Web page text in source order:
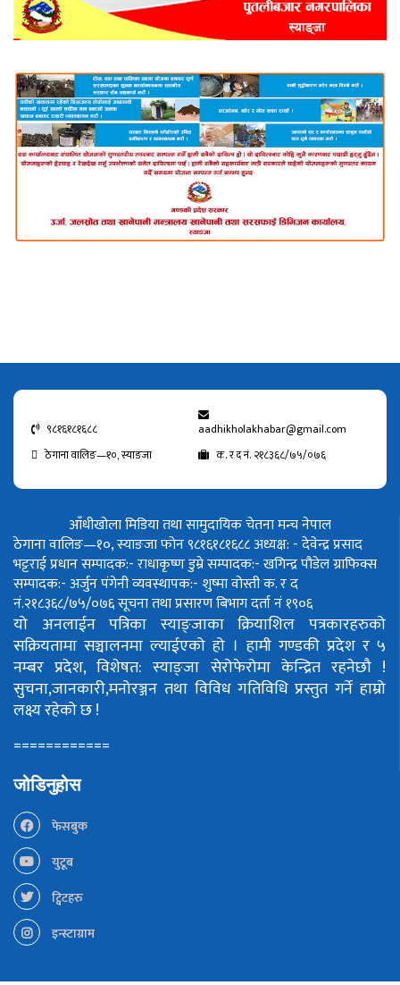
९८१६१८१६८८
aadhikholakhabar@gmail.com
ठेगाना वालिङ—१०, स्याङजा
क. र द नं. २१८३६८/७५/०७६
आँधीखोला मिडिया तथा सामुदायिक चेतना मन्च नेपाल
ठेगाना वालिङ—१०, स्याङजा फोन ९८१६१८१६८८अध्यक्ष: - देवेन्द्र प्रसाद
भट्टराईप्रधान सम्पादक:- राधाकृष्ण डुम्रेसम्पादक:- खगिन्द्र पौडेलग्राफिक्स
सम्पादक:- अर्जुन पंगेनीव्यवस्थापक:- शुष्मा वोस्तीक. र द
नं.२१८३६८/७५/०७६सूचना तथा प्रसारण बिभाग दर्ता नं १९०६
यो अनलाईन पत्रिका स्याङ्जाका क्रियाशिल पत्रकारहरुको
सक्रियतामा सञ्चालनमा ल्याईएको हो । हामी गण्डकी प्रदेश र ५
नम्बर प्रदेश, विशेषत: स्याङ्जा सेरोफेरोमा केन्द्रित रहनेछौ !
सुचना,जानकारी,मनोरञ्जन तथा विविध गतिविधि प्रस्तुत गर्ने हाम्रो
लक्ष्य रहेको छ !
============
जोडिनुहोस
फेसबुक
युटूब
ट्विटहरु
इन्स्टाग्राम